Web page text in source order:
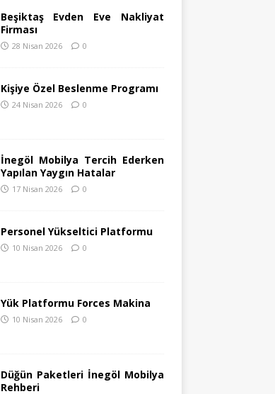
Beşiktaş Evden Eve Nakliyat
Firması
28 Nisan 2026 0
Kişiye Özel Beslenme Programı
24 Nisan 2026 0
İnegöl Mobilya Tercih Ederken
Yapılan Yaygın Hatalar
17 Nisan 2026 0
Personel Yükseltici Platformu
10 Nisan 2026 0
Yük Platformu Forces Makina
10 Nisan 2026 0
Düğün Paketleri İnegöl Mobilya
Rehberi